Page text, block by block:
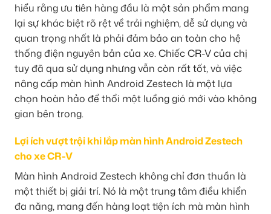
hiểu rằng ưu tiên hàng đầu là một sản phẩm mang
lại sự khác biệt rõ rệt về trải nghiệm, dễ sử dụng và
quan trọng nhất là phải đảm bảo an toàn cho hệ
thống điện nguyên bản của xe. Chiếc CR-V của chị
tuy đã qua sử dụng nhưng vẫn còn rất tốt, và việc
nâng cấp màn hình Android Zestech là một lựa
chọn hoàn hảo để thổi một luồng gió mới vào không
gian bên trong.
Lợi ích vượt trội khi lắp màn hình Android Zestech
cho xe CR-V
Màn hình Android Zestech không chỉ đơn thuần là
một thiết bị giải trí. Nó là một trung tâm điều khiển
đa năng, mang đến hàng loạt tiện ích mà màn hình